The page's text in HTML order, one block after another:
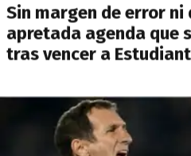
Sin margen de error ni
apretada agenda que
tras vencer a